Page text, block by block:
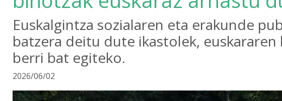
Euskalgintza sozialaren eta erakunde
batzera deitu dute ikastolek,
berri bat egiteko.
2026/06/02